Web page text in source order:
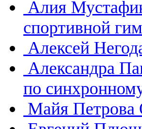
Алия
спортивной
Алексей
Александра
по
Майя Петрова